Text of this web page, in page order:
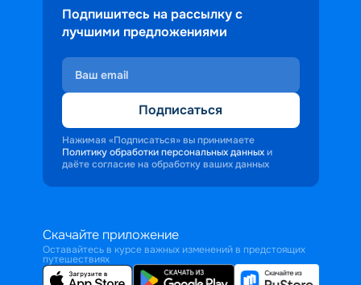
Подпишитесь на рассылку с
лучшими предложениями
Подписаться
Нажимая «Подписаться» вы принимаете
Политику обработки персональных данных и
даёте согласие на обработку ваших данных
Скачайте приложение
Оставайтесь в курсе важных изменений в предстоящих
путешествиях